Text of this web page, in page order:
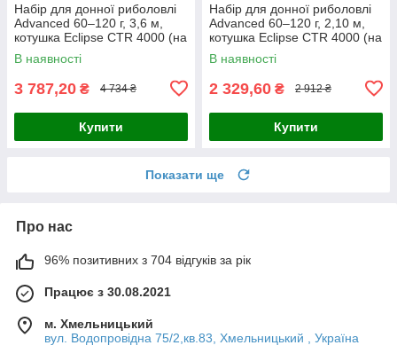
Набір для донної риболовлі
Advanced 60–120 г, 3,6 м,
котушка Eclipse CTR 4000 (на
3 вудилища)
В наявності
3 787,20 ₴ 4 734 ₴
Купити
Набір для донної риболовлі
Advanced 60–120 г, 2,10 м,
котушка Eclipse CTR 4000 (на
2 вудилища)
В наявності
2 329,60 ₴ 2 912 ₴
Купити
Показати ще
Про нас
96% позитивних з 704 відгуків за рік
Працює з 30.08.2021
м. Хмельницький
вул. Водопровідна 75/2,кв.83, Хмельницький , Україна